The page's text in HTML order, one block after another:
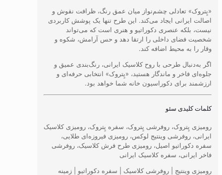
«پِتروک» تعادلی چشم‌نواز میان عمق رنگ، ظرافت نقوش و
اصالت ایرانی ایجاد می‌کند. این طرح تنها یک پوشش کاربردی
نیست، بلکه عنصری دکوراتیو و هنری است که می‌تواند
شخصیت فضای داخلی را ارتقا دهد و حس آرامش، شکوه و
وقار را به محیط اضافه کند.
اگر به‌دنبال طرحی با روح کلاسیک ایرانی، رنگ‌بندی عمیق و
جلوه‌ای فاخر و ماندگار هستید، «پِتروک» انتخابی حرفه‌ای و
ارزشمند برای دکوراسیون خانه شما خواهد بود.
کلمات کلیدی سئو
رومیزی پِتروک، روفرشی پِتروک، سفره پِتروک، رومیزی کلاسیک
ایرانی، روفرشی وینتیج لوکس، رومیزی فیروزه‌ای طلایی،
سفره دکوراتیو اصیل، رومیزی طرح فرش کلاسیک، روفرشی
فاخر ایرانی، سفره کلاسیک ایرانی
رومیزی وینتیج | روفرشی کلاسیک | سفره دکوراتیو | زمینه